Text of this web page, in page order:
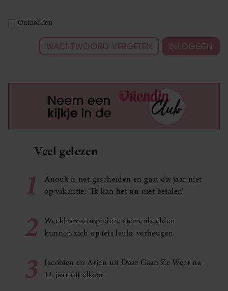
Onthouden
WACHTWOORD VERGETEN INLOGGEN
Veel gelezen
1
Anouk is net gescheiden en gaat dit jaar niet
op vakantie: ‘Ik kan het nu niet betalen’
2
Weekhoroscoop: deze sterrenbeelden
kunnen zich op iets leuks verheugen
3
Jacobien en Arjen uit Daar Gaan Ze Weer na
11 jaar uit elkaar